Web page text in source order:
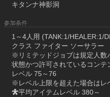
キタンナ神影洞
参加条件
1～4人用 (TANK:1/HEALER:1/
クラス ファイター ソーサラー
※リミテッドジョブは規定人数
状態かつ許可されているコンテ
レベル 75～76
※レベル上限を超えた場合はレ
平均アイテムレベル 380～